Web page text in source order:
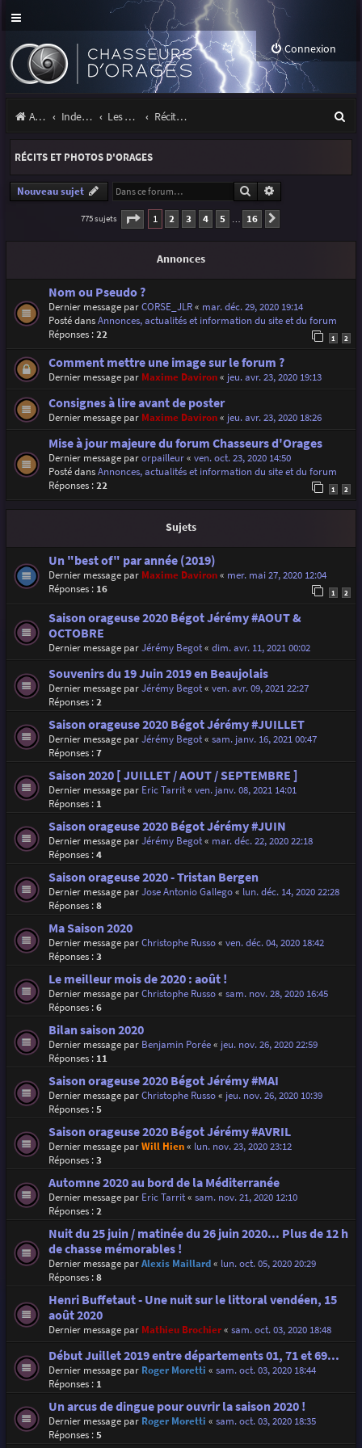
Connexion
Accueil Index du forum Les orages Récits et photos d'orages
e
r
RÉCITS ET PHOTOS D'ORAGES
Nouveau sujet Rechercher
775 sujets Page 1sur 16
1 2 3 4 5 … 16
Annonces
Nom ou Pseudo ?
Dernier message parCORSE_JLR« mar. déc. 29, 2020 19:14
Posté dansAnnonces, actualités et information du site et du forum
Réponses :22 1 2
Comment mettre une image sur le forum ?
Dernier message par Maxime Daviron« jeu. avr. 23, 2020 19:13
Consignes à lire avant de poster
Dernier message par Maxime Daviron« jeu. avr. 23, 2020 18:26
Mise à jour majeure du forum Chasseurs d'Orages
Dernier message parorpailleur« ven. oct. 23, 2020 14:50
Posté dansAnnonces, actualités et information du site et du forum
Réponses :22 1 2
Sujets
Un "best of" par année (2019)
Dernier message par Maxime Daviron« mer. mai 27, 2020 12:04
Réponses : 16 1 2
Saison orageuse 2020 Bégot Jérémy #AOUT &
OCTOBRE
Dernier message parJérémy Begot« dim. avr. 11, 2021 00:02
Souvenirs du 19 Juin 2019 en Beaujolais
Dernier message parJérémy Begot« ven. avr. 09, 2021 22:27
Réponses :2
Saison orageuse 2020 Bégot Jérémy #JUILLET
Dernier message parJérémy Begot« sam. janv. 16, 2021 00:47
Réponses :7
Saison 2020 [ JUILLET / AOUT / SEPTEMBRE ]
Dernier message par Eric Tarrit« ven. janv. 08, 2021 14:01
Réponses : 1
Saison orageuse 2020 Bégot Jérémy #JUIN
Dernier message parJérémy Begot« mar. déc. 22, 2020 22:18
Réponses :4
Saison orageuse 2020 - Tristan Bergen
Dernier message parJose Antonio Gallego« lun. déc. 14, 2020 22:28
Réponses :8
Ma Saison 2020
Dernier message parChristophe Russo« ven. déc. 04, 2020 18:42
Réponses :3
Le meilleur mois de 2020 : août !
Dernier message parChristophe Russo« sam. nov. 28, 2020 16:45
Réponses :6
Bilan saison 2020
Dernier message par Benjamin Porée« jeu. nov. 26, 2020 22:59
Réponses : 11
Saison orageuse 2020 Bégot Jérémy #MAI
Dernier message parChristophe Russo« jeu. nov. 26, 2020 10:39
Réponses :5
Saison orageuse 2020 Bégot Jérémy #AVRIL
Dernier message parWill Hien« lun. nov. 23, 2020 23:12
Réponses :3
Automne 2020 au bord de la Méditerranée
Dernier message par Eric Tarrit« sam. nov. 21, 2020 12:10
Réponses :2
Nuit du 25 juin / matinée du 26 juin 2020... Plus de 12 h
de chasse mémorables !
Dernier message parAlexis Maillard« lun. oct. 05, 2020 20:29
Réponses :8
Henri Buffetaut - Une nuit sur le littoral vendéen, 15
août 2020
Dernier message par Mathieu Brochier« sam. oct. 03, 2020 18:48
Début Juillet 2019 entre départements 01, 71 et 69...
Dernier message par Roger Moretti « sam. oct. 03, 2020 18:44
Réponses : 1
Un arcus de dingue pour ouvrir la saison 2020 !
Dernier message par Roger Moretti « sam. oct. 03, 2020 18:35
Réponses :5